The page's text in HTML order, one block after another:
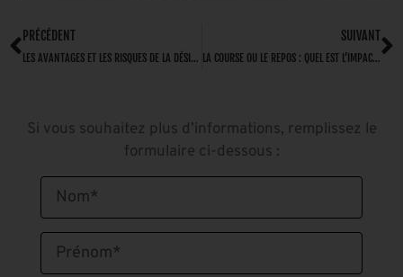
PRÉCÉDENT
LES AVANTAGES ET LES RISQUES DE LA DÉSINTOXICATION : QUE DOIT-ON SAVOIR ?
SUIVANT
LA COURSE OU LE REPOS : QUEL EST L’IMPACT SUR LA SANTÉ DE VOS GENOUX ?
Si vous souhaitez plus d’informations, remplissez le
formulaire ci-dessous :